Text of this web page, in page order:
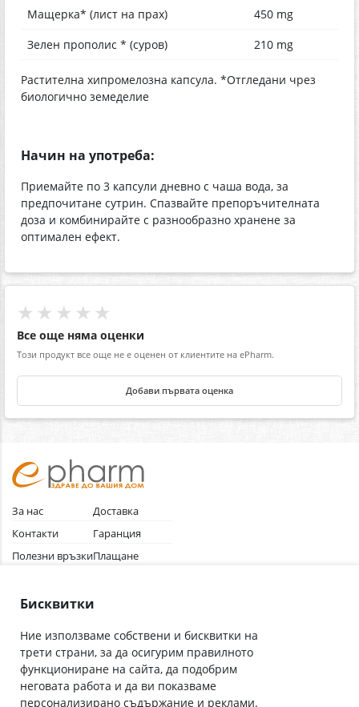
Мащерка* (лист на прах)
450 mg
Зелен прополис * (суров)
210 mg
Растителна хипромелозна капсула. *Отгледани чрез
биологично земеделие
Начин на употреба:
Приемайте по 3 капсули дневно с чаша вода, за
предпочитане сутрин. Спазвайте препоръчителната
доза и комбинирайте с разнообразно хранене за
оптимален ефект.
★★★★★
Все още няма оценки
Този продукт все още не е оценен от клиентите на ePharm.
Добави първата оценка
За нас
Контакти
Полезни връзки
Общи условия
Доставка
Гаранция
Плащане
Абонирай се за нашия бюлетин
Бисквитки
Ние използваме собствени и бисквитки на
трети страни, за да осигурим правилното
функциониране на сайта, да подобрим
неговата работа и да ви показваме
персонализирано съдържание и реклами.